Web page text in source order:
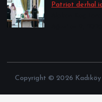
Patriot derhal
Copyright © 2026 Kadıköy